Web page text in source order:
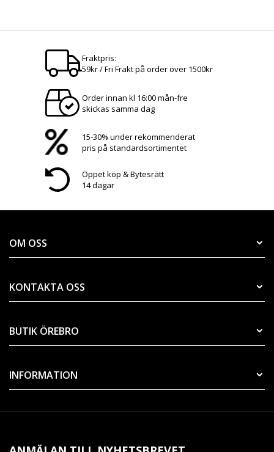
Fraktpris:
59kr / Fri Frakt på order över 1500kr
Order innan kl 16:00 mån-fre
skickas samma dag
15-30% under rekommenderat
pris på standardsortimentet
Öppet köp & Bytesrätt
14 dagar
OM OSS
KONTAKTA OSS
BUTIK ÖREBRO
INFORMATION